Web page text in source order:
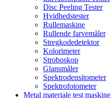
Disc Peeling Tester
Hvidhedstester
Rullemaskine
Rullende farvemåler
Stregkodedetektor
Kolorimeter
Stroboskop
Glansmåler
Spektrodensitometer
Spektrofotometer
Metal materiale test maskine